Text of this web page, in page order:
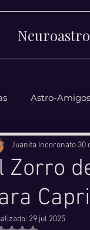
Astro-Amigos
Zorro
Juanita Incoronato 30
29 jul 2025